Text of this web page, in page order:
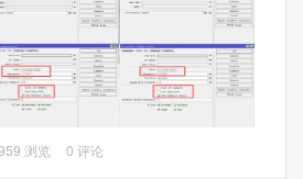
该设置选项。
edge://flags，并查找Microsoft
，直接改为 Disabled重启浏览器即
配置方面有所变动，与之前版本在路
浏览 0 评论